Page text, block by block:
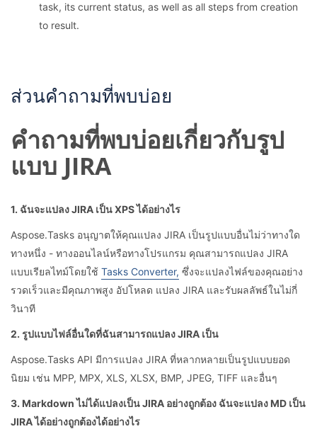
task, its current status, as well as all steps from creation
to result.
ส่วนคำถามที่พบบ่อย
คำถามที่พบบ่อยเกี่ยวกับรูป
แบบ JIRA
1. ฉันจะแปลง JIRA เป็น XPS ได้อย่างไร
Aspose.Tasks อนุญาตให้คุณแปลง JIRA เป็นรูปแบบอื่นไม่ว่าทางใด
ทางหนึ่ง - ทางออนไลน์หรือทางโปรแกรม คุณสามารถแปลง JIRA
แบบเรียลไทม์โดยใช้ Tasks Converter, ซึ่งจะแปลงไฟล์ของคุณอย่าง
รวดเร็วและมีคุณภาพสูง อัปโหลด แปลง JIRA และรับผลลัพธ์ในไม่กี่
วินาที
2. รูปแบบไฟล์อื่นใดที่ฉันสามารถแปลง JIRA เป็น
Aspose.Tasks API มีการแปลง JIRA ที่หลากหลายเป็นรูปแบบยอด
นิยม เช่น MPP, MPX, XLS, XLSX, BMP, JPEG, TIFF และอื่นๆ
3. Markdown ไม่ได้แปลงเป็น JIRA อย่างถูกต้อง ฉันจะแปลง MD เป็น
JIRA ได้อย่างถูกต้องได้อย่างไร